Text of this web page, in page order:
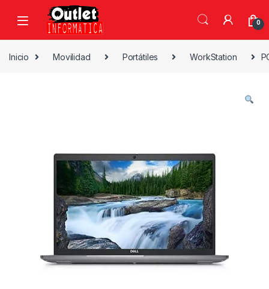
Saltar a la navegación
Saltar al contenido
0
Inicio Movilidad Portátiles WorkStation